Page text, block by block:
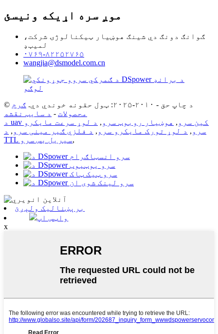
موږ سره اړیکه ونیسئ
ګوانګ دونګ دي شینګ هوښیار ټیکنالوژۍ شرکت،
لمیټډ
۰۷۶۹-۸۲۲۵۲۷۶۵
wangjia@dsmodel.com.cn
© د چاپ حق - ۲۰۱۰-۲۰۲۵: ټول حقونه خوندي دي.
ګرم
محصولات - د سایټ نقشه
د uav کین سرو , هوښیار روبوټ سرو , د لوړ سرعت مایکرو
سرو , د لوړ تورک مایکرو سرو , د فلزي ګیر مینی سرو , د
TTL سیریل بس سرو,
برېښنالیک ولېږئ
واټس اپ
x